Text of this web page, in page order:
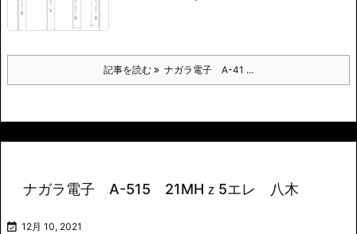
記事を読む ナガラ電子 A-41 ...
ナガラ電子 A-515 21MHｚ5エレ 八木
 12月 10, 2021